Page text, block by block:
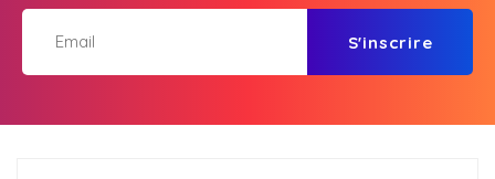
S'inscrire